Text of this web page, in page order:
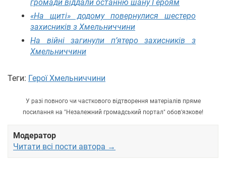
громади віддали останню шану Героям
«На щиті» додому повернулися шестеро
захисників з Хмельниччини
На війні загинули п’ятеро захисників з
Хмельниччини
Теги: Герої Хмельниччини
У разі повного чи часткового відтворення матеріалів пряме
посилання на "Незалежний громадський портал" обов'язкове!
Модератор
Читати всі пости автора →